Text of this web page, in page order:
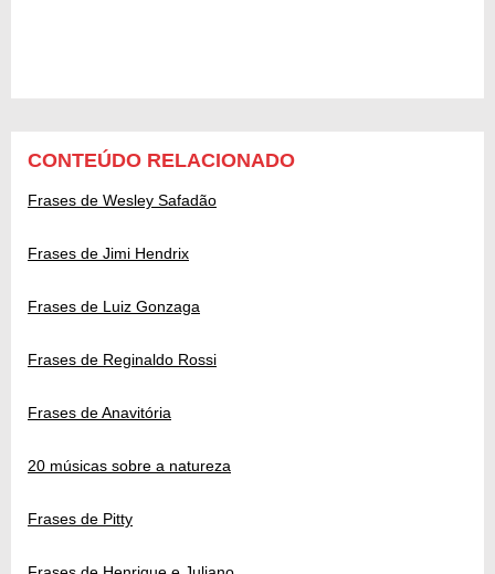
CONTEÚDO RELACIONADO
Frases de Wesley Safadão
Frases de Jimi Hendrix
Frases de Luiz Gonzaga
Frases de Reginaldo Rossi
Frases de Anavitória
20 músicas sobre a natureza
Frases de Pitty